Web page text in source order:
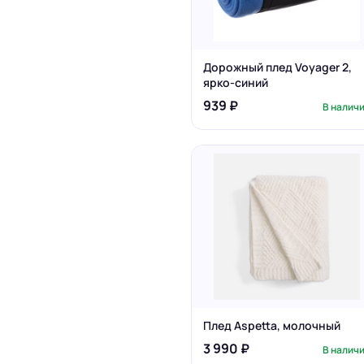
Дорожный плед Voyager 2,
ярко-синий
939 ₽ В
Плед Aspetta, молочный
3 990 ₽ В